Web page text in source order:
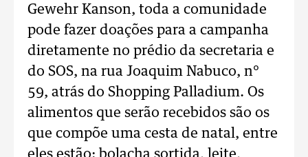
Gewehr Kanson, toda a comunidade
pode fazer doações para a campanha
diretamente no prédio da secretaria e
do SOS, na rua Joaquim Nabuco, n°
59, atrás do Shopping Palladium. Os
alimentos que serão recebidos são os
que compõe uma cesta de natal, entre
eles estão: bolacha sortida, leite,